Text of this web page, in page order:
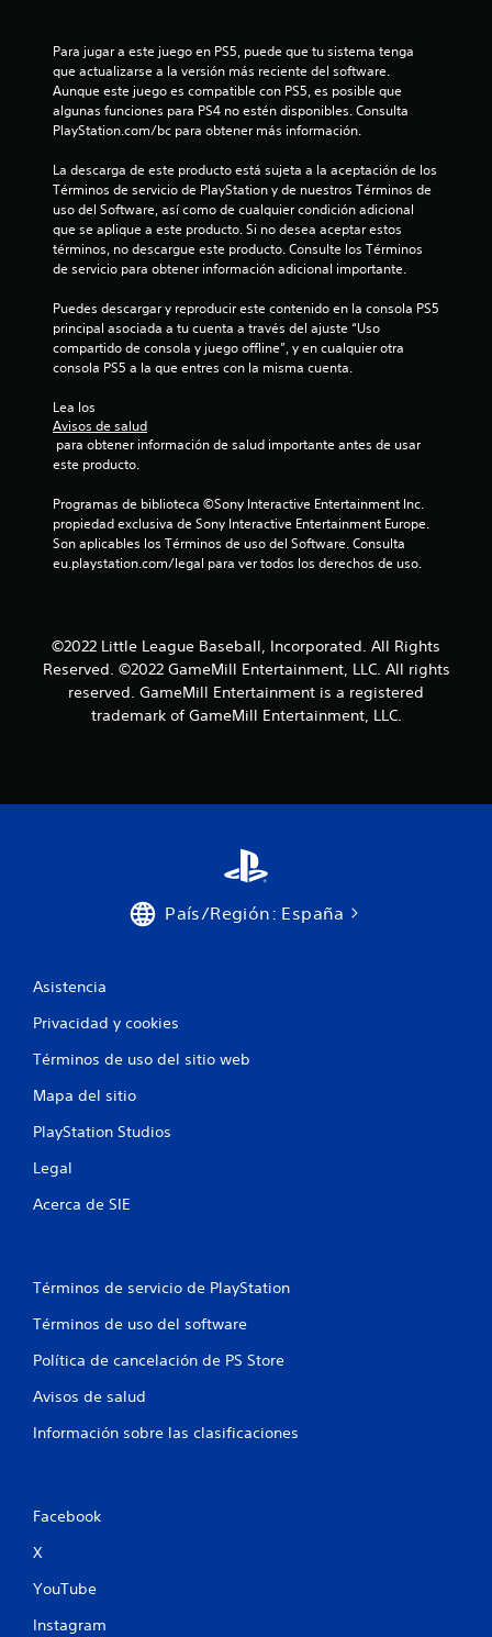
Para jugar a este juego en PS5, puede que tu sistema tenga
que actualizarse a la versión más reciente del software.
Aunque este juego es compatible con PS5, es posible que
algunas funciones para PS4 no estén disponibles. Consulta
PlayStation.com/bc para obtener más información.
La descarga de este producto está sujeta a la aceptación de los
Términos de servicio de PlayStation y de nuestros Términos de
uso del Software, así como de cualquier condición adicional
que se aplique a este producto. Si no desea aceptar estos
términos, no descargue este producto. Consulte los Términos
de servicio para obtener información adicional importante.
Puedes descargar y reproducir este contenido en la consola PS5
principal asociada a tu cuenta a través del ajuste “Uso
compartido de consola y juego offline”, y en cualquier otra
consola PS5 a la que entres con la misma cuenta.
Lea los
Avisos de salud
este producto.
Programas de biblioteca ©Sony Interactive Entertainment Inc.
propiedad exclusiva de Sony Interactive Entertainment Europe.
Son aplicables los Términos de uso del Software. Consulta
eu.playstation.com/legal para ver todos los derechos de uso.
©2022 Little League Baseball, Incorporated. All Rights
Reserved. ©2022 GameMill Entertainment, LLC. All rights
reserved. GameMill Entertainment is a registered
trademark of GameMill Entertainment, LLC.
País/Región: España
Asistencia
Privacidad y cookies
Términos de uso del sitio web
Mapa del sitio
PlayStation Studios
Legal
Acerca de SIE
Términos de servicio de PlayStation
Términos de uso del software
Política de cancelación de PS Store
Avisos de salud
Información sobre las clasificaciones
Facebook
X
YouTube
Instagram